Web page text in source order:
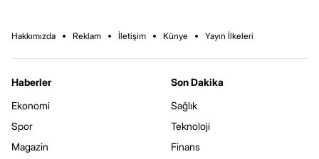
Hakkımızda Reklam İletişim Künye Yayın İlkeleri
Haberler
Ekonomi
Spor
Magazin
Son Dakika
Sağlık
Teknoloji
Finans